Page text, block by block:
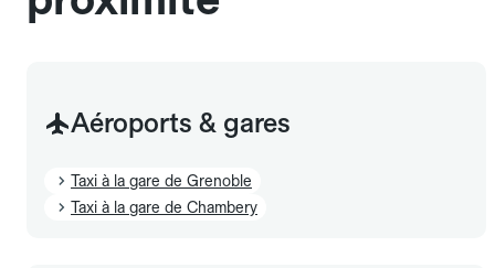
Aéroports & gares
Taxi à la gare de Grenoble
Taxi à la gare de Chambery